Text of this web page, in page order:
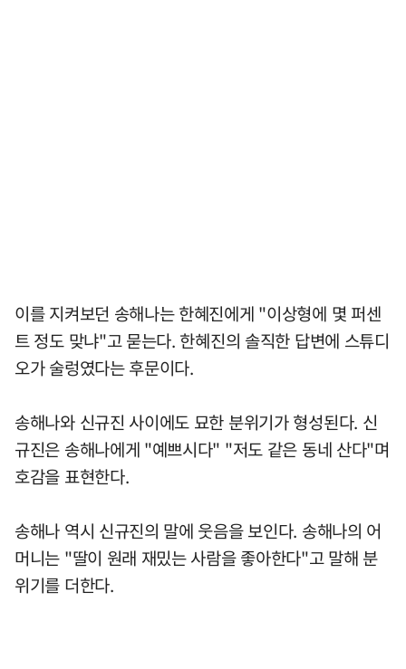
이를 지켜보던 송해나는 한혜진에게 "이상형에 몇 퍼센
트 정도 맞냐"고 묻는다. 한혜진의 솔직한 답변에 스튜디
오가 술렁였다는 후문이다.
송해나와 신규진 사이에도 묘한 분위기가 형성된다. 신
규진은 송해나에게 "예쁘시다" "저도 같은 동네 산다"며
호감을 표현한다.
송해나 역시 신규진의 말에 웃음을 보인다. 송해나의 어
머니는 "딸이 원래 재밌는 사람을 좋아한다"고 말해 분
위기를 더한다.